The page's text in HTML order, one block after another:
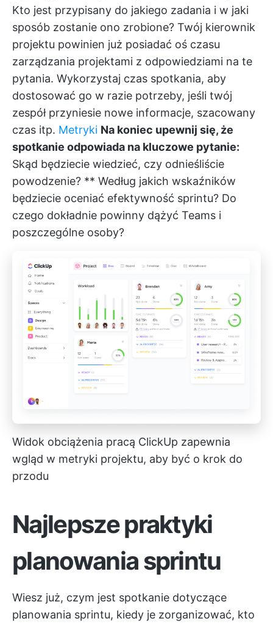
Kto jest przypisany do jakiego zadania i w jaki
sposób zostanie ono zrobione? Twój kierownik
projektu powinien już posiadać oś czasu
zarządzania projektami z odpowiedziami na te
pytania. Wykorzystaj czas spotkania, aby
dostosować go w razie potrzeby, jeśli twój
zespół przyniesie nowe informacje, szacowany
czas itp. Metryki Na koniec upewnij się, że
spotkanie odpowiada na kluczowe pytanie:
Skąd będziecie wiedzieć, czy odnieśliście
powodzenie? ** Według jakich wskaźników
będziecie oceniać efektywność sprintu? Do
czego dokładnie powinny dążyć Teams i
poszczególne osoby?
Widok obciążenia pracą ClickUp zapewnia
wgląd w metryki projektu, aby być o krok do
przodu
Najlepsze praktyki
planowania sprintu
Wiesz już, czym jest spotkanie dotyczące
planowania sprintu, kiedy je zorganizować, kto